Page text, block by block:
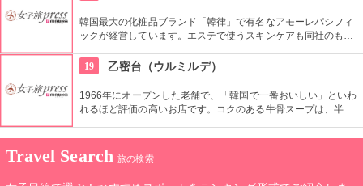
韓国最大の化粧品ブランド「韓律」で有名なアモーレパシフィ
ックが経営しています。エステで使うスキンケアも同社のもの
す。
19 乙密台（ウルミルデ）
1966年にオープンした老舗で、「韓国で一番おいしい」といわ
れるほど評価の高いお店です。コクのある牛骨スープは、半分
る麺も絶品です。
Travel Search 旅の検索